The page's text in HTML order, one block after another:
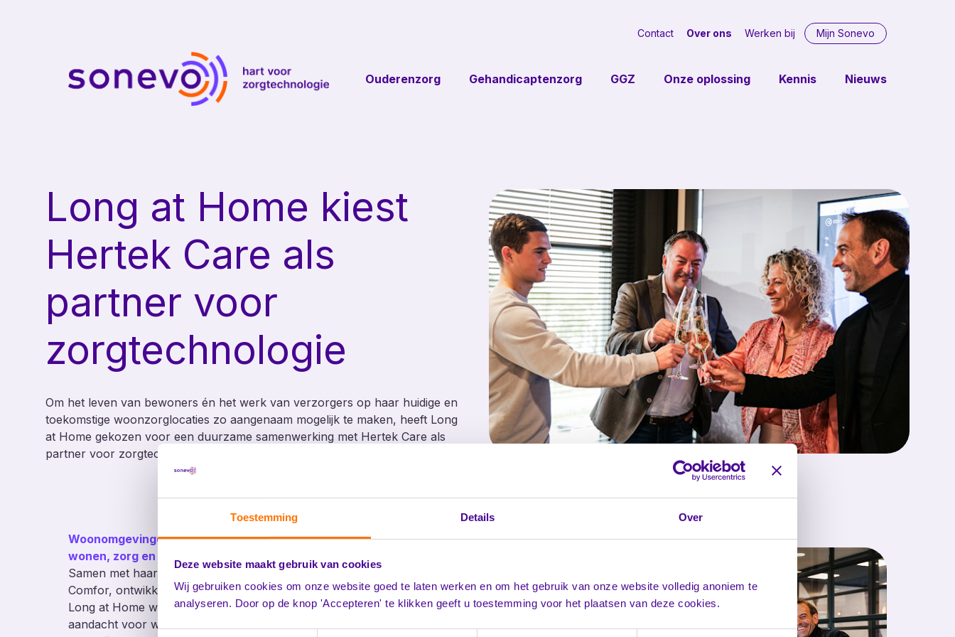
Toestemming Details Over
Deze website maakt gebruik van cookies
Wij gebruiken cookies om onze website goed te laten werken en om het gebruik van onze website volledig anoniem te
analyseren. Door op de knop 'Accepteren' te klikken geeft u toestemming voor het plaatsen van deze cookies.
Contact Over ons Werken bij Mijn Sonevo
Ouderenzorg Gehandicaptenzorg GGZ Onze oplossing
Sonevo
Inzicht
Sonevo
Portal
Persoonsbeveiliging
Leefstijlmonitoring
Stille ontruiming
(NEN 2575-4)
Toegangsbeheer
Kennis Nieuws
Long at Home kiest
Hertek Care als
partner voor
zorgtechnologie
Om het leven van bewoners én het werk van verzorgers op haar huidige en
toekomstige woonzorglocaties zo aangenaam mogelijk te maken, heeft Long
at Home gekozen voor een duurzame samenwerking met Hertek Care als
partner voor zorgtechnologie.
Woonomgevingen met aandacht voor
wonen, zorg en service
Samen met haar eigen woonzorgexploitant,
Comfor, ontwikkelt, realiseert en exploiteert
Long at Home woonomgevingen waarin
aandacht voor wonen, zorg en service voorop
Een bewezen én betrouwbare oplossing
een zorgtechnologiepartner was een partner
die een bewezen én betrouwbare oplossing